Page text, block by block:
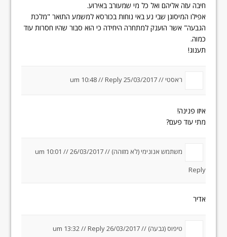
חיבה עזה אליהם ואל כל מי שמעורב באירוע.
אפילו המיסוגן שבי נע באי נוחות בכורסא למשמע התואר "מלכת
הגבעה" אשר הוענק למתחרה היחידה כי הוא סבור שהיו חסרות עוד
כמוה.
תענוג!
ראסטי //25/03/2017 um 10:48
//Reply
איזו פנינה!
מתי עוד פעם?
משתמש אנונימי (לא מזוהה) //26/03/2017 um 10:01
//
Reply
אדיר
טיפוס (גבעה) //26/03/2017 um 13:32
//Reply